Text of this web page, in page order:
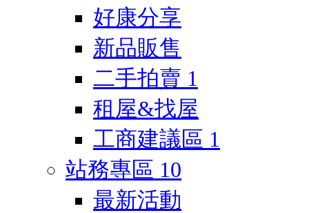
好康分享
新品販售
二手拍賣 1
租屋&找屋
工商建議區 1
站務專區 10
最新活動